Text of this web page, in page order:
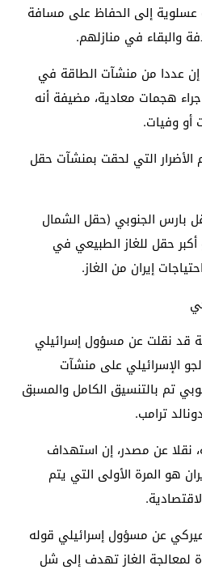
عسلوية إلى الحفاظ على مسافة
والبقاء في منازلهم.
إن عددا من منشآت الطاقة في
هجمات معادية، مضيفة أنه
أو وفيات.
التي لحقت بمنشآت حقل
بارس الجنوبي (حقل الشمال
حقل للغاز الطبيعي في
قد نقلت عن مسؤول إسرائيلي
الإسرائيلي على منشآت
تم بالتنسيق الكامل والمسبق
ترامب.
الإسرائيلية، نقلا عن مصدر، إن استهداف
هو المرة الأولى التي يتم
عن مسؤول إسرائيلي قوله
لمعالجة الغاز تهدف إلى شل